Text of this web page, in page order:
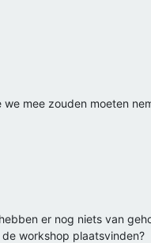
mee zouden moeten
er nog niets van
workshop plaatsvinden?